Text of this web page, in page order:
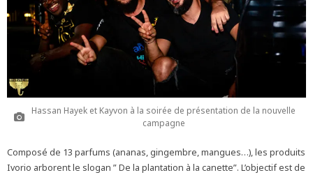
Hassan Hayek et Kayvon à la soirée de présentation de la nouvelle
campagne
Composé de 13 parfums (ananas, gingembre, mangues…), les produits
Ivorio arborent le slogan ” De la plantation à la canette”. L’objectif est de